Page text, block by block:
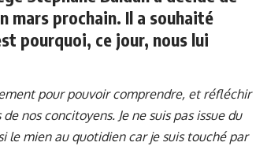
mars prochain. Il a souhaité
pourquoi, ce jour, nous lui
pour pouvoir comprendre, et réfléchir
nos concitoyens. Je ne suis pas issue du
le mien au quotidien car je suis touché par